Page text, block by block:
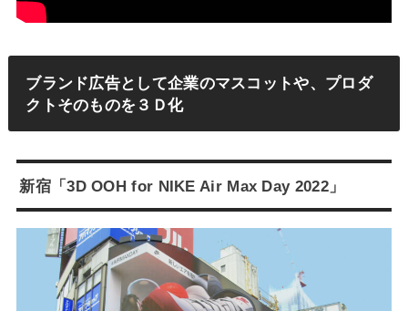
ブランド広告として企業のマスコットや、プロダ
クトそのものを３Ｄ化
新宿「3D OOH for NIKE Air Max Day 2022」